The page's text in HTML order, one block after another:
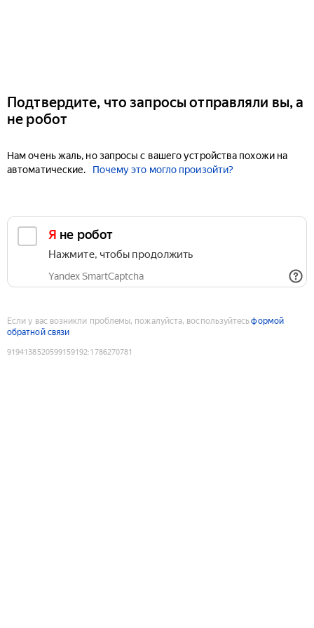
Подтвердите, что запросы отправляли вы, а
не робот
Нам очень жаль, но запросы с вашего устройства похожи на
автоматические.
Почему это могло произойти?
Я не робот
Нажмите, чтобы продолжить
Yandex SmartCaptcha
Если у вас возникли проблемы, пожалуйста, воспользуйтесьформой
обратной связи
9194138520599159192:1786270781